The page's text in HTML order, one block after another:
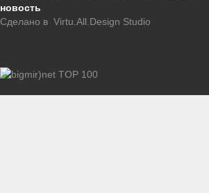
новость
Сделано в Virtu.All.Design Studio